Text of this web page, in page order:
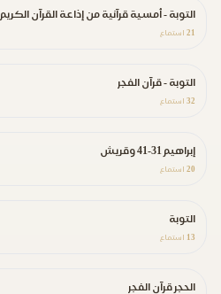
التوبة - أمسية قرآنية من إذاعة القرآن الكريم
21 استماع
التوبة - قرآن الفجر
32 استماع
إبراهيم 31-41 وقريش
20 استماع
التوبة
13 استماع
الحجر قرآن الفجر